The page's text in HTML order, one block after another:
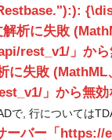
解析に失敗
rest_v1/」か
に失敗 (MathML
」から無
で, 行については
ーバー「